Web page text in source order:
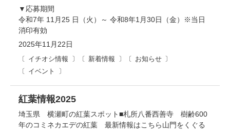
2025年11月22日
イチオシ情報 新着情報
お知らせ
イベント
▼応募期間
令和7年 11月25 日（火）～ 令和8年1月30日（金）※当日
消印有効
紅葉情報2025
埼玉県 横瀬町の紅葉スポット■札所八番西善寺 樹齢600
年のコミネカエデの紅葉 最新情報はこちら山門をくぐる